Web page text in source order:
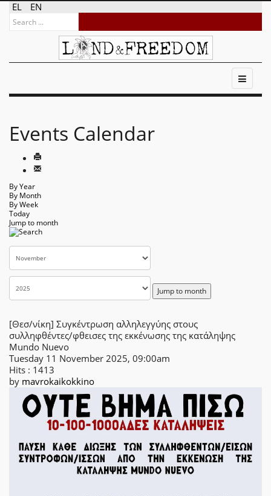
EL EN
Events Calendar
By Year
By Month
By Week
Today
Jump to month
Jump to month
[Θεσ/νίκη] Συγκέντρωση αλληλεγγύης στους
συλληφθέντες/φθεισες της εκκένωσης της κατάληψης
Mundo Nuevo
Tuesday 11 November 2025, 09:00am
Hits : 1413
by mavrokaikokkino